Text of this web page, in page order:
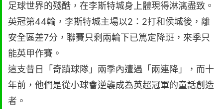
足球世界的殘酷，在李斯特城身上體現得淋漓盡致。
英冠第44輪，李斯特城主場以2：2打和侯城後，離
安全區差7分，聯賽只剩兩輪下已篤定降班，來季只
能英甲作賽。
這支昔日「奇蹟球隊」兩季內遭遇「兩連降」，而十
年前，他們是從小球會逆襲成為英超冠軍的童話創造
者。